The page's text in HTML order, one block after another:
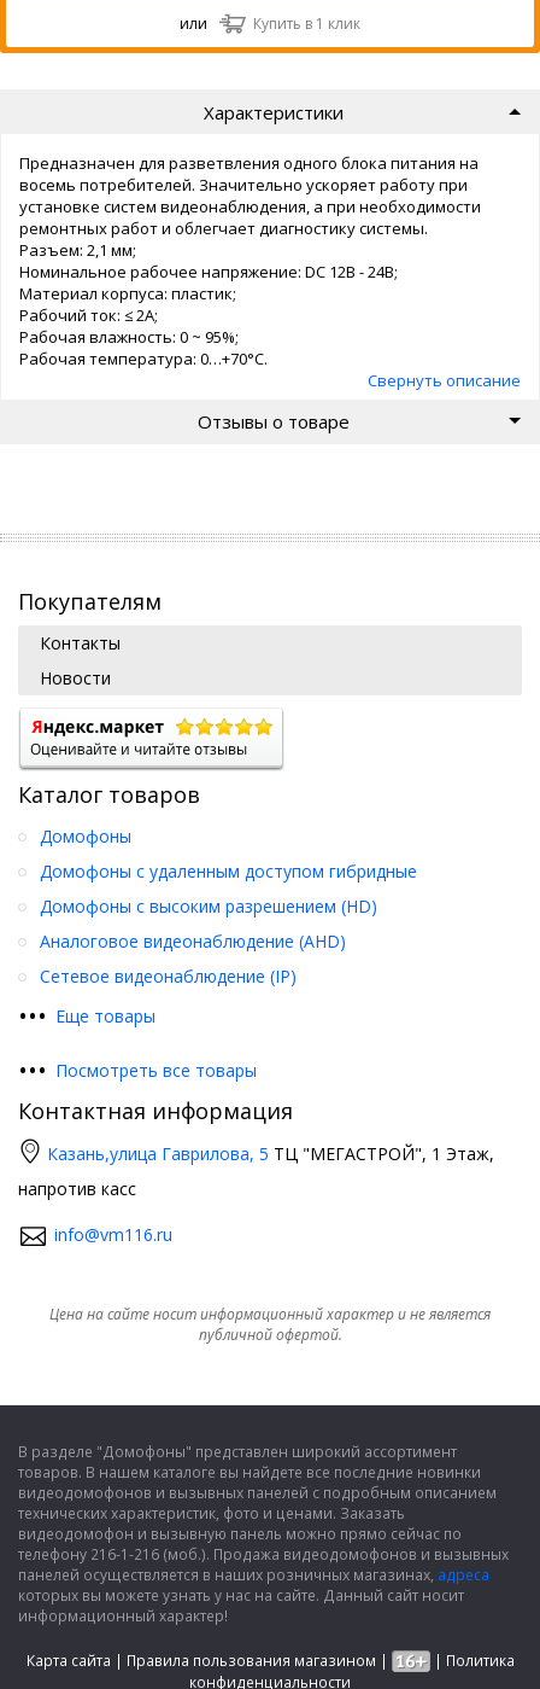
или Купить в 1 клик
Характеристики
Предназначен для разветвления одного блока питания на
восемь потребителей. Значительно ускоряет работу при
установке систем видеонаблюдения, а при необходимости
ремонтных работ и облегчает диагностику системы.
Разъем: 2,1 мм;
Номинальное рабочее напряжение: DC 12В - 24В;
Материал корпуса: пластик;
Рабочий ток: ≤ 2А;
Рабочая влажность: 0 ~ 95%;
Рабочая температура: 0…+70°С.
Свернуть описание
Отзывы о товаре
Покупателям
Контакты
Новости
Каталог товаров
••• Еще товары
Домофоны
Домофоны с удаленным доступом гибридные
Домофоны с высоким разрешением (HD)
Аналоговое видеонаблюдение (AHD)
Сетевое видеонаблюдение (IP)
••• Посмотреть все товары
Контактная информация
Казань,улица Гаврилова, 5 ТЦ "МЕГАСТРОЙ", 1 Этаж,
напротив касс
info@vm116.ru
Цена на сайте носит информационный характер и не является
публичной офертой.
В разделе "Домофоны" представлен широкий ассортимент
товаров. В нашем каталоге вы найдете все последние новинки
видеодомофонов и вызывных панелей с подробным описанием
технических характеристик, фото и ценами. Заказать
видеодомофон и вызывную панель можно прямо сейчас по
телефону 216-1-216 (моб.). Продажа видеодомофонов и вызывных
панелей осуществляется в наших розничных магазинах, адреса
которых вы можете узнать у нас на сайте. Данный сайт носит
информационный характер!
Карта сайта | Правила пользования магазином | | Политика
конфиденциальности